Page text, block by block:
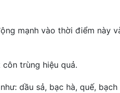
mạnh vào thời điểm này
trùng hiệu quả.
dầu sả, bạc hà, quế,